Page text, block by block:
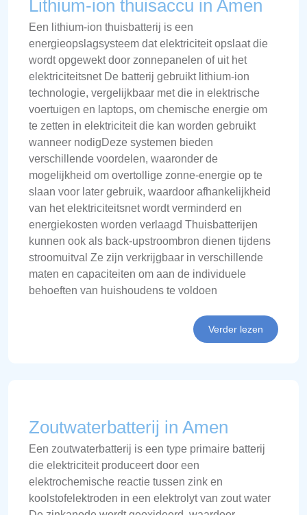
Lithium-ion thuisaccu in Amen
Een lithium-ion thuisbatterij is een
energieopslagsysteem dat elektriciteit opslaat die
wordt opgewekt door zonnepanelen of uit het
elektriciteitsnet De batterij gebruikt lithium-ion
technologie, vergelijkbaar met die in elektrische
voertuigen en laptops, om chemische energie om
te zetten in elektriciteit die kan worden gebruikt
wanneer nodigDeze systemen bieden
verschillende voordelen, waaronder de
mogelijkheid om overtollige zonne-energie op te
slaan voor later gebruik, waardoor afhankelijkheid
van het elektriciteitsnet wordt verminderd en
energiekosten worden verlaagd Thuisbatterijen
kunnen ook als back-upstroombron dienen tijdens
stroomuitval Ze zijn verkrijgbaar in verschillende
maten en capaciteiten om aan de individuele
behoeften van huishoudens te voldoen
Verder lezen
Zoutwaterbatterij in Amen
Een zoutwaterbatterij is een type primaire batterij
die elektriciteit produceert door een
elektrochemische reactie tussen zink en
koolstofelektroden in een elektrolyt van zout water